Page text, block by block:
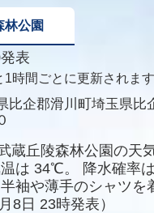
林公園
表
時間ごとに更新されます
比企郡滑川町埼玉県比
蔵丘陵森林公園の天
は 34℃。 降水確率は
半袖や薄手のシャツを
8日 23時発表）